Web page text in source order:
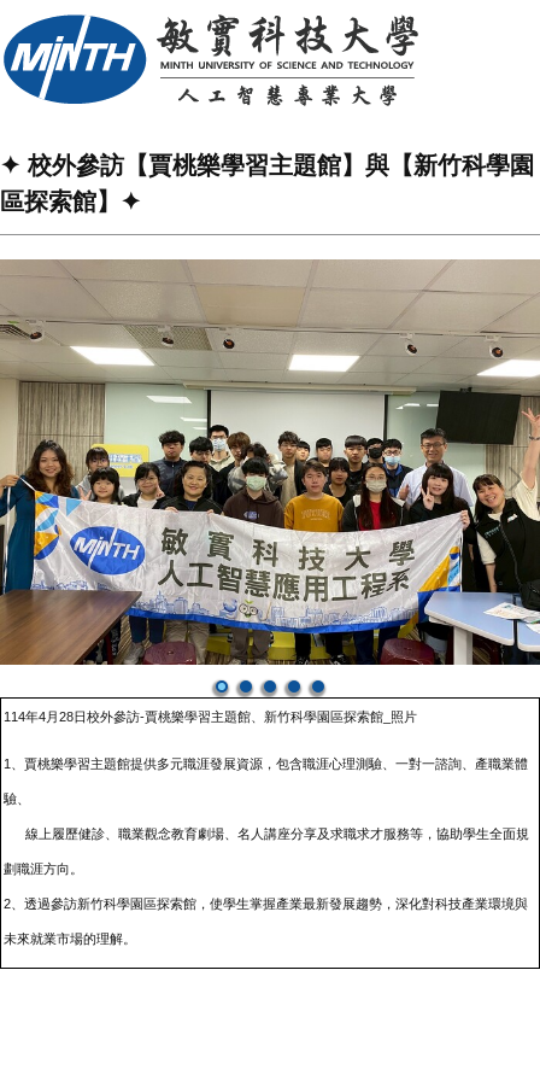
✦ 校外參訪【賈桃樂學習主題館】與【新竹科學園
區探索館】✦
114年4月28日校外參訪-賈桃樂學習主題館、新竹科學園區探索館_照片
1 、賈桃樂學習主題館提供多元職涯發展資源，包含職涯心理測驗、一對一諮詢、產職業體
驗、
線上履歷健診、職業觀念教育劇場、名人講座分享及求職求才服務等，協助學生全面規
劃職涯方向。
2、透過參訪新竹科學園區探索館，使學生掌握產業最新發展趨勢，深化對科技產業環境與
未來就業市場的理解。